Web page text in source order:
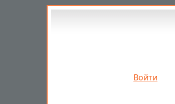
Перейти к основному содержанию
Войти